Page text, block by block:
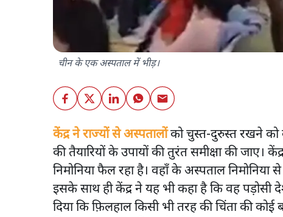
चीन के एक अस्पताल में भीड़।
केंद्र ने राज्यों से अस्पतालोंको चुस्त-दुरुस्त रखने को
की तैयारियों के उपायों की तुरंत समीक्षा की जाए।
निमोनिया फैल रहा है। वहाँ के अस्पताल निमोनिया
इसके साथ ही केंद्र ने यह भी कहा है कि वह पड़ोसी
दिया कि फ़िलहाल किसी भी तरह की चिंता की कोई